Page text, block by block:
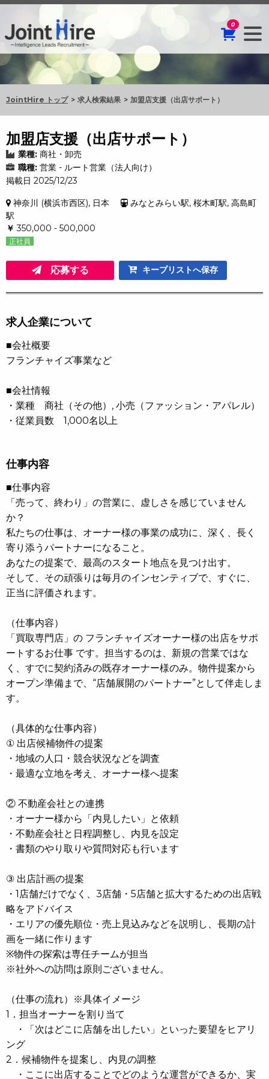
0
JointHire トップ 求人検索結果 加盟店支援（出店サポート）
加盟店支援（出店サポート）
業種: 商社・卸売
職種: 営業 - ルート営業（法人向け）
掲載日 2025/12/23
神奈川 (横浜市西区), 日本
みなとみらい駅, 桜木町駅, 高島町
駅
￥ 350,000 - 500,000
正社員
応募する キープリストへ保存
求人企業について
■会社概要
フランチャイズ事業など
■会社情報
・業種 商社（その他）, 小売（ファッション・アパレル）
・従業員数 1,000名以上
仕事内容
■仕事内容
「売って、終わり」の営業に、虚しさを感じていません
か？
私たちの仕事は、オーナー様の事業の成功に、深く、長く
寄り添うパートナーになること。
あなたの提案で、最高のスタート地点を見つけ出す。
そして、その頑張りは毎月のインセンティブで、すぐに、
正当に評価されます。
（仕事内容）
「買取専門店」の フランチャイズオーナー様の出店をサポ
ートするお仕事 です。担当するのは、新規の営業ではな
く、すでに契約済みの既存オーナー様のみ。物件提案から
オープン準備まで、“店舗展開のパートナー”として伴走しま
す。
（具体的な仕事内容）
① 出店候補物件の提案
・地域の人口・競合状況などを調査
・最適な立地を考え、オーナー様へ提案
② 不動産会社との連携
・オーナー様から「内見したい」と依頼
・不動産会社と日程調整し、内見を設定
・書類のやり取りや質問対応も行います
③ 出店計画の提案
・1店舗だけでなく、3店舗・5店舗と拡大するための出店戦
略をアドバイス
・エリアの優先順位・売上見込みなどを説明し、長期の計
画を一緒に作ります
※物件の探索は専任チームが担当
※社外への訪問は原則ございません。
（仕事の流れ）※具体イメージ
1．担当オーナーを割り当て
・「次はどこに店舗を出したい」といった要望をヒアリ
ング
2．候補物件を提案し、内見の調整
・ここに出店することでどのような運営ができるか、実